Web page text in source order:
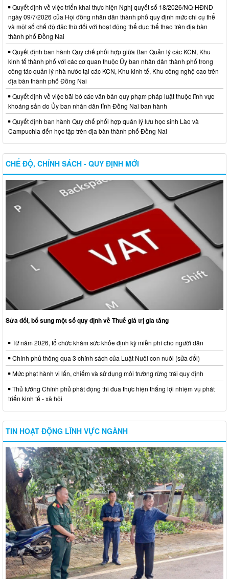
Quyết định về việc triển khai thực hiện Nghị quyết số 18/2026/NQ-HĐND
ngày 09/7/2026 của Hội đồng nhân dân thành phố quy định mức chi cụ thể
và một số chế độ đặc thù đối với hoạt động thể dục thể thao trên địa bàn
thành phố Đồng Nai
Quyết định ban hành Quy chế phối hợp giữa Ban Quản lý các KCN, Khu
kinh tế thành phố với các cơ quan thuộc Ủy ban nhân dân thành phố trong
công tác quản lý nhà nước tại các KCN, Khu kinh tế, Khu công nghệ cao trên
địa bàn thành phố Đồng Nai
Quyết định về việc bãi bỏ các văn bản quy phạm pháp luật thuộc lĩnh vực
khoáng sản do Ủy ban nhân dân tỉnh Đồng Nai ban hành
Quyết định ban hành Quy chế phối hợp quản lý lưu học sinh Lào và
Campuchia đến học tập trên địa bàn thành phố Đồng Nai
CHẾ ĐỘ, CHÍNH SÁCH - QUY ĐỊNH MỚI
Sửa đổi, bổ sung một số quy định về Thuế giá trị gia tăng
Từ năm 2026, tổ chức khám sức khỏe định kỳ miễn phí cho người dân
Chính phủ thông qua 3 chính sách của Luật Nuôi con nuôi (sửa đổi)
Mức phạt hành vi lấn, chiếm và sử dụng môi trường rừng trái quy định
Thủ tướng Chính phủ phát động thi đua thực hiện thắng lợi nhiệm vụ phát
triển kinh tế - xã hội
TIN HOẠT ĐỘNG LĨNH VỰC NGÀNH